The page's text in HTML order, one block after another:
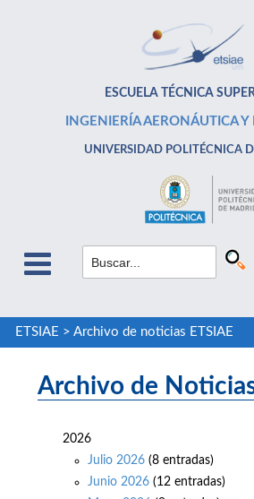
ESCUELA TÉCNICA
INGENIERÍA AERONÁUTICA Y
UNIVERSIDAD POLITÉCNICA
ETSIAE > Archivo de noticias ETSIAE
Archivo de
2026
Julio 2026 (8 entradas)
Junio 2026 (12 entradas)